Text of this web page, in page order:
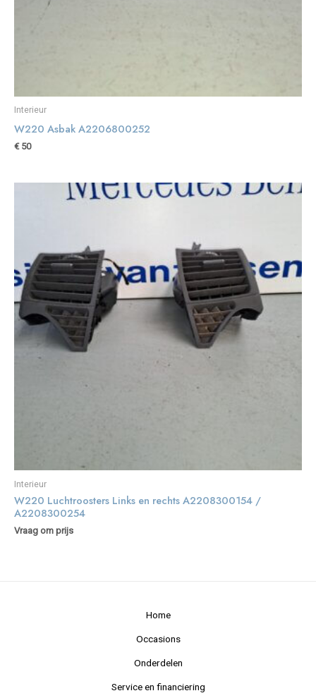
Interieur
W220 Asbak A2206800252
€50
Interieur
W220 Luchtroosters Links en rechts A2208300154 /
A2208300254
Vraag om prijs
Home
Occasions
Onderdelen
Service en financiering